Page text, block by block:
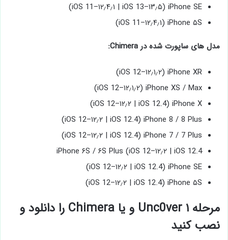
iPhone SE (iOS 11–۱۲٫۴٫۱ | iOS 13–۱۳٫۵)
iPhone ۵S (iOS 11–۱۲٫۴٫۱)
مدل های ساپورت شده در Chimera:
iPhone XR (iOS 12–۱۲٫۱٫۲)
iPhone XS / Max (iOS 12–۱۲٫۱٫۲)
iPhone X (iOS 12–۱۲٫۲ | iOS 12.4)
iPhone 8 / 8 Plus (iOS 12–۱۲٫۲ | iOS 12.4)
iPhone 7 / 7 Plus (iOS 12–۱۲٫۲ | iOS 12.4)
iPhone ۶S / ۶S Plus (iOS 12–۱۲٫۲ | iOS 12.4
iPhone SE (iOS 12–۱۲٫۲ | iOS 12.4)
iPhone ۵S (iOS 12–۱۲٫۲ | iOS 12.4)
مرحله ۱ Unc0ver و یا Chimera را دانلود و
نصب کنید